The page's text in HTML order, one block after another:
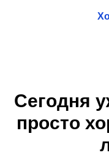
Сегодня
просто